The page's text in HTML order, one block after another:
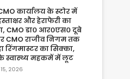
कार्यालय के स्टोर में
और हेराफेरी का
CMO डा० आर०एस० दूबे
CMO राजीव निगम तक
रिंगमास्टर का सिक्का,
स्वास्थ्य महकमें में लूट
2026